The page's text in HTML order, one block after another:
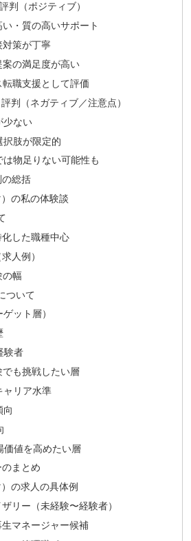
判（ポジティブ）
・質の高いサポート
対策が丁寧
案の満足度が高い
転職支援として評価
判（ネガティブ／注意点）
少ない
肢が限定的
物足りない可能性も
総括
の私の体験談
した職種中心
人例）
の幅
ついて
ット層）
験者
も挑戦したい層
ャリア水準
向
価値を高めたい層
まとめ
の求人の具体例
リー（未経験〜経験者）
マネージャー候補